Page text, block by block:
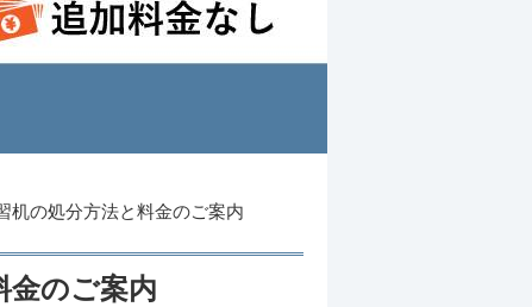
机の処分方法と料金のご案内
金のご案内